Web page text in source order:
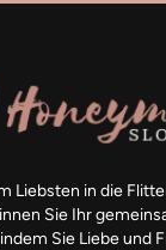
Liebsten in die
Sie Ihr
Sie Liebe und